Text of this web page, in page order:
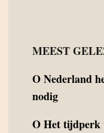
MEEST
ONederland
nodig
OHet tijdperk